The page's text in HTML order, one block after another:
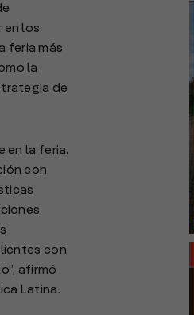
en los
feria más
la
de
en la feria.
con
con
afirmó
Latina.